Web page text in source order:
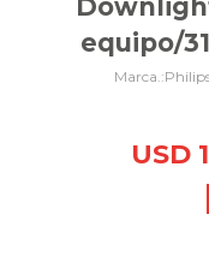
equipo/
USD